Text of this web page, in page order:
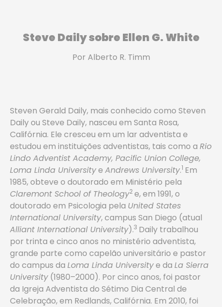
Steve Daily sobre Ellen G. White
Por Alberto R. Timm
Steven Gerald Daily, mais conhecido como Steven
Daily ou Steve Daily, nasceu em Santa Rosa,
Califórnia. Ele cresceu em um lar adventista e
estudou em instituições adventistas, tais como a Rio
Lindo Adventist Academy, Pacific Union College,
Loma Linda Universitye Andrews University.1 Em
1985, obteve o doutorado em Ministério pela
Claremont School of Theology2 e, em 1991, o
doutorado em Psicologia pela United States
International University, campus San Diego (atual
Alliant International University).3 Daily trabalhou
por trinta e cinco anos no ministério adventista,
grande parte como capelão universitário e pastor
do campus da Loma Linda Universitye da La Sierra
University(1980–2000). Por cinco anos, foi pastor
da Igreja Adventista do Sétimo Dia Central de
Celebração, em Redlands, Califórnia. Em 2010, foi